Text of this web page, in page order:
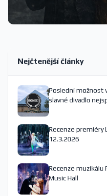
Nejčtenější články
Poslední možnost
slavné divadlo
Recenze premiéry
12.3.2026
Recenze muzikálu
Music Hall